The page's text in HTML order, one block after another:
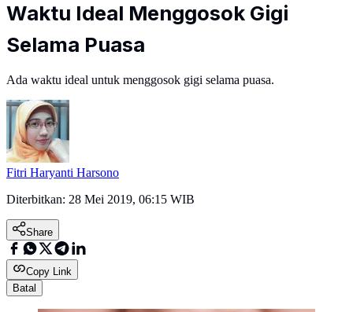
Waktu Ideal Menggosok Gigi
Selama Puasa
Ada waktu ideal untuk menggosok gigi selama puasa.
Fitri Haryanti Harsono
Diterbitkan: 28 Mei 2019, 06:15 WIB
Share
Copy Link
Batal